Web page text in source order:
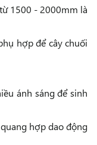
1500 - 2000mm là
hợp để cây chuối
ánh sáng để sinh
hợp dao động